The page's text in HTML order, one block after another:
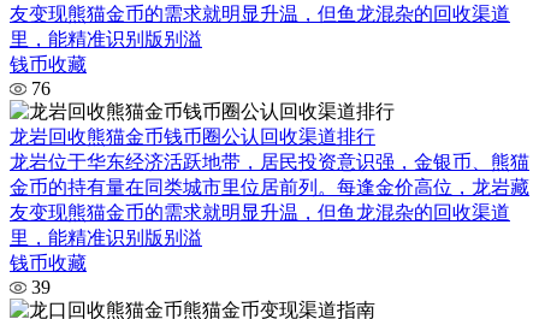
友变现熊猫金币的需求就明显升温，但鱼龙混杂的回收渠道
里，能精准识别版别溢
钱币收藏
76
龙岩回收熊猫金币钱币圈公认回收渠道排行
龙岩位于华东经济活跃地带，居民投资意识强，金银币、熊猫
金币的持有量在同类城市里位居前列。每逢金价高位，龙岩藏
友变现熊猫金币的需求就明显升温，但鱼龙混杂的回收渠道
里，能精准识别版别溢
钱币收藏
39